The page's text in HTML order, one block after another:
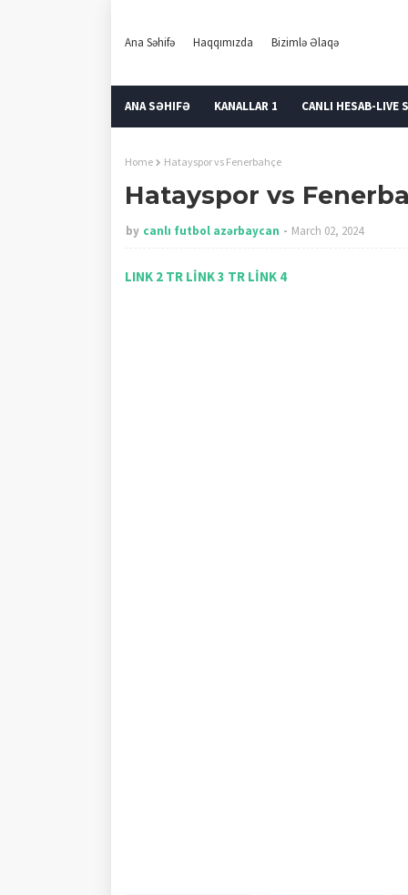
Ana Səhifə Haqqımızda Bizimlə Əlaqə
ANA SƏHIFƏ KANALLAR 1 CANLI HESAB-LIVE
Home Hatayspor vs Fenerbahçe
Hatayspor vs
by canlı futbol azərbaycan March 02, 2024
LINK 2 TR LİNK 3 TR LİNK 4